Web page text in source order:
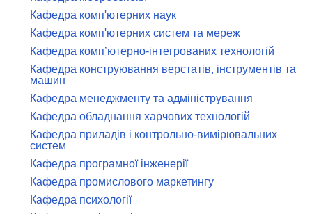
Кафедра комп'ютерних наук
Кафедра комп'ютерних систем та мереж
Кафедра комп’ютерно-інтегрованих технологій
Кафедра конструювання верстатів, інструментів та
машин
Кафедра менеджменту та адміністрування
Кафедра обладнання харчових технологій
Кафедра приладів і контрольно-вимірювальних
систем
Кафедра програмної інженерії
Кафедра промислового маркетингу
Кафедра психології